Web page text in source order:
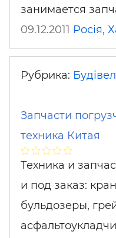
занимается
09.12.2011 Росія,
Рубрика:
Запчасти
техника Китая
Техника и
и под заказ:
бульдозеры,